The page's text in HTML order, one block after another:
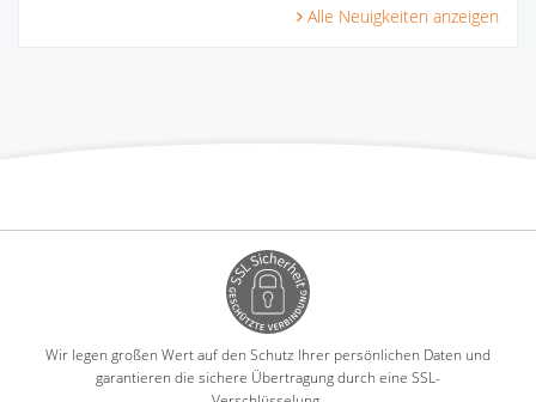
Alle Neuigkeiten anzeigen
Wir legen großen Wert auf den Schutz Ihrer persönlichen Daten und
garantieren die sichere Übertragung durch eine SSL-